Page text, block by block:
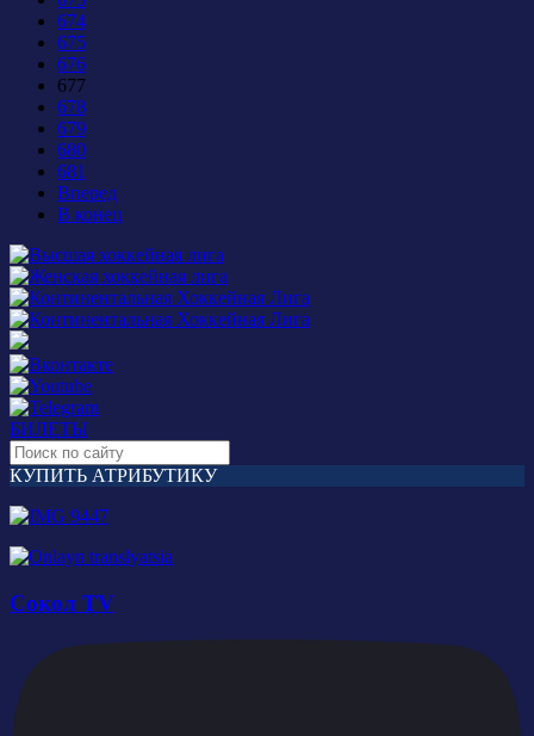
674
675
676
677
678
679
680
681
Вперед
В конец
БИЛЕТЫ
КУПИТЬ АТРИБУТИКУ
Сокол TV